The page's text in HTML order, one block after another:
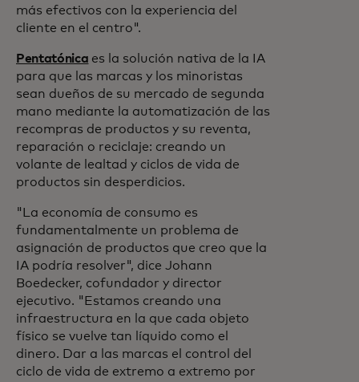
más efectivos con la experiencia del
cliente en el centro".
Pentatónica es la solución nativa de la IA
para que las marcas y los minoristas
sean dueños de su mercado de segunda
mano mediante la automatización de las
recompras de productos y su reventa,
reparación o reciclaje: creando un
volante de lealtad y ciclos de vida de
productos sin desperdicios.
"La economía de consumo es
fundamentalmente un problema de
asignación de productos que creo que la
IA podría resolver", dice Johann
Boedecker, cofundador y director
ejecutivo. "Estamos creando una
infraestructura en la que cada objeto
físico se vuelve tan líquido como el
dinero. Dar a las marcas el control del
ciclo de vida de extremo a extremo por